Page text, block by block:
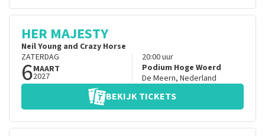
HER MAJESTY
Neil Young and Crazy Horse
ZATERDAG
6MAART
2027
20:00uur
Podium Hoge Woerd
De Meern, Nederland
BEKIJK TICKETS